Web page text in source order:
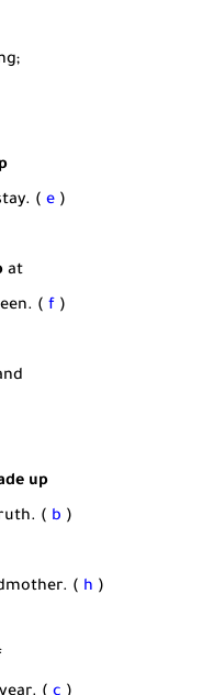
( e )
at
( f )
up
( b )
( h )